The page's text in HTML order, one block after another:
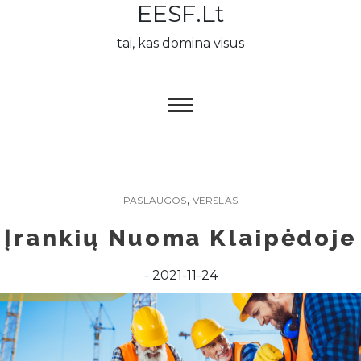
EESF.lt
tai, kas domina visus
PASLAUGOS, VERSLAS
Įrankių Nuoma Klaipėdoje
2021-11-24